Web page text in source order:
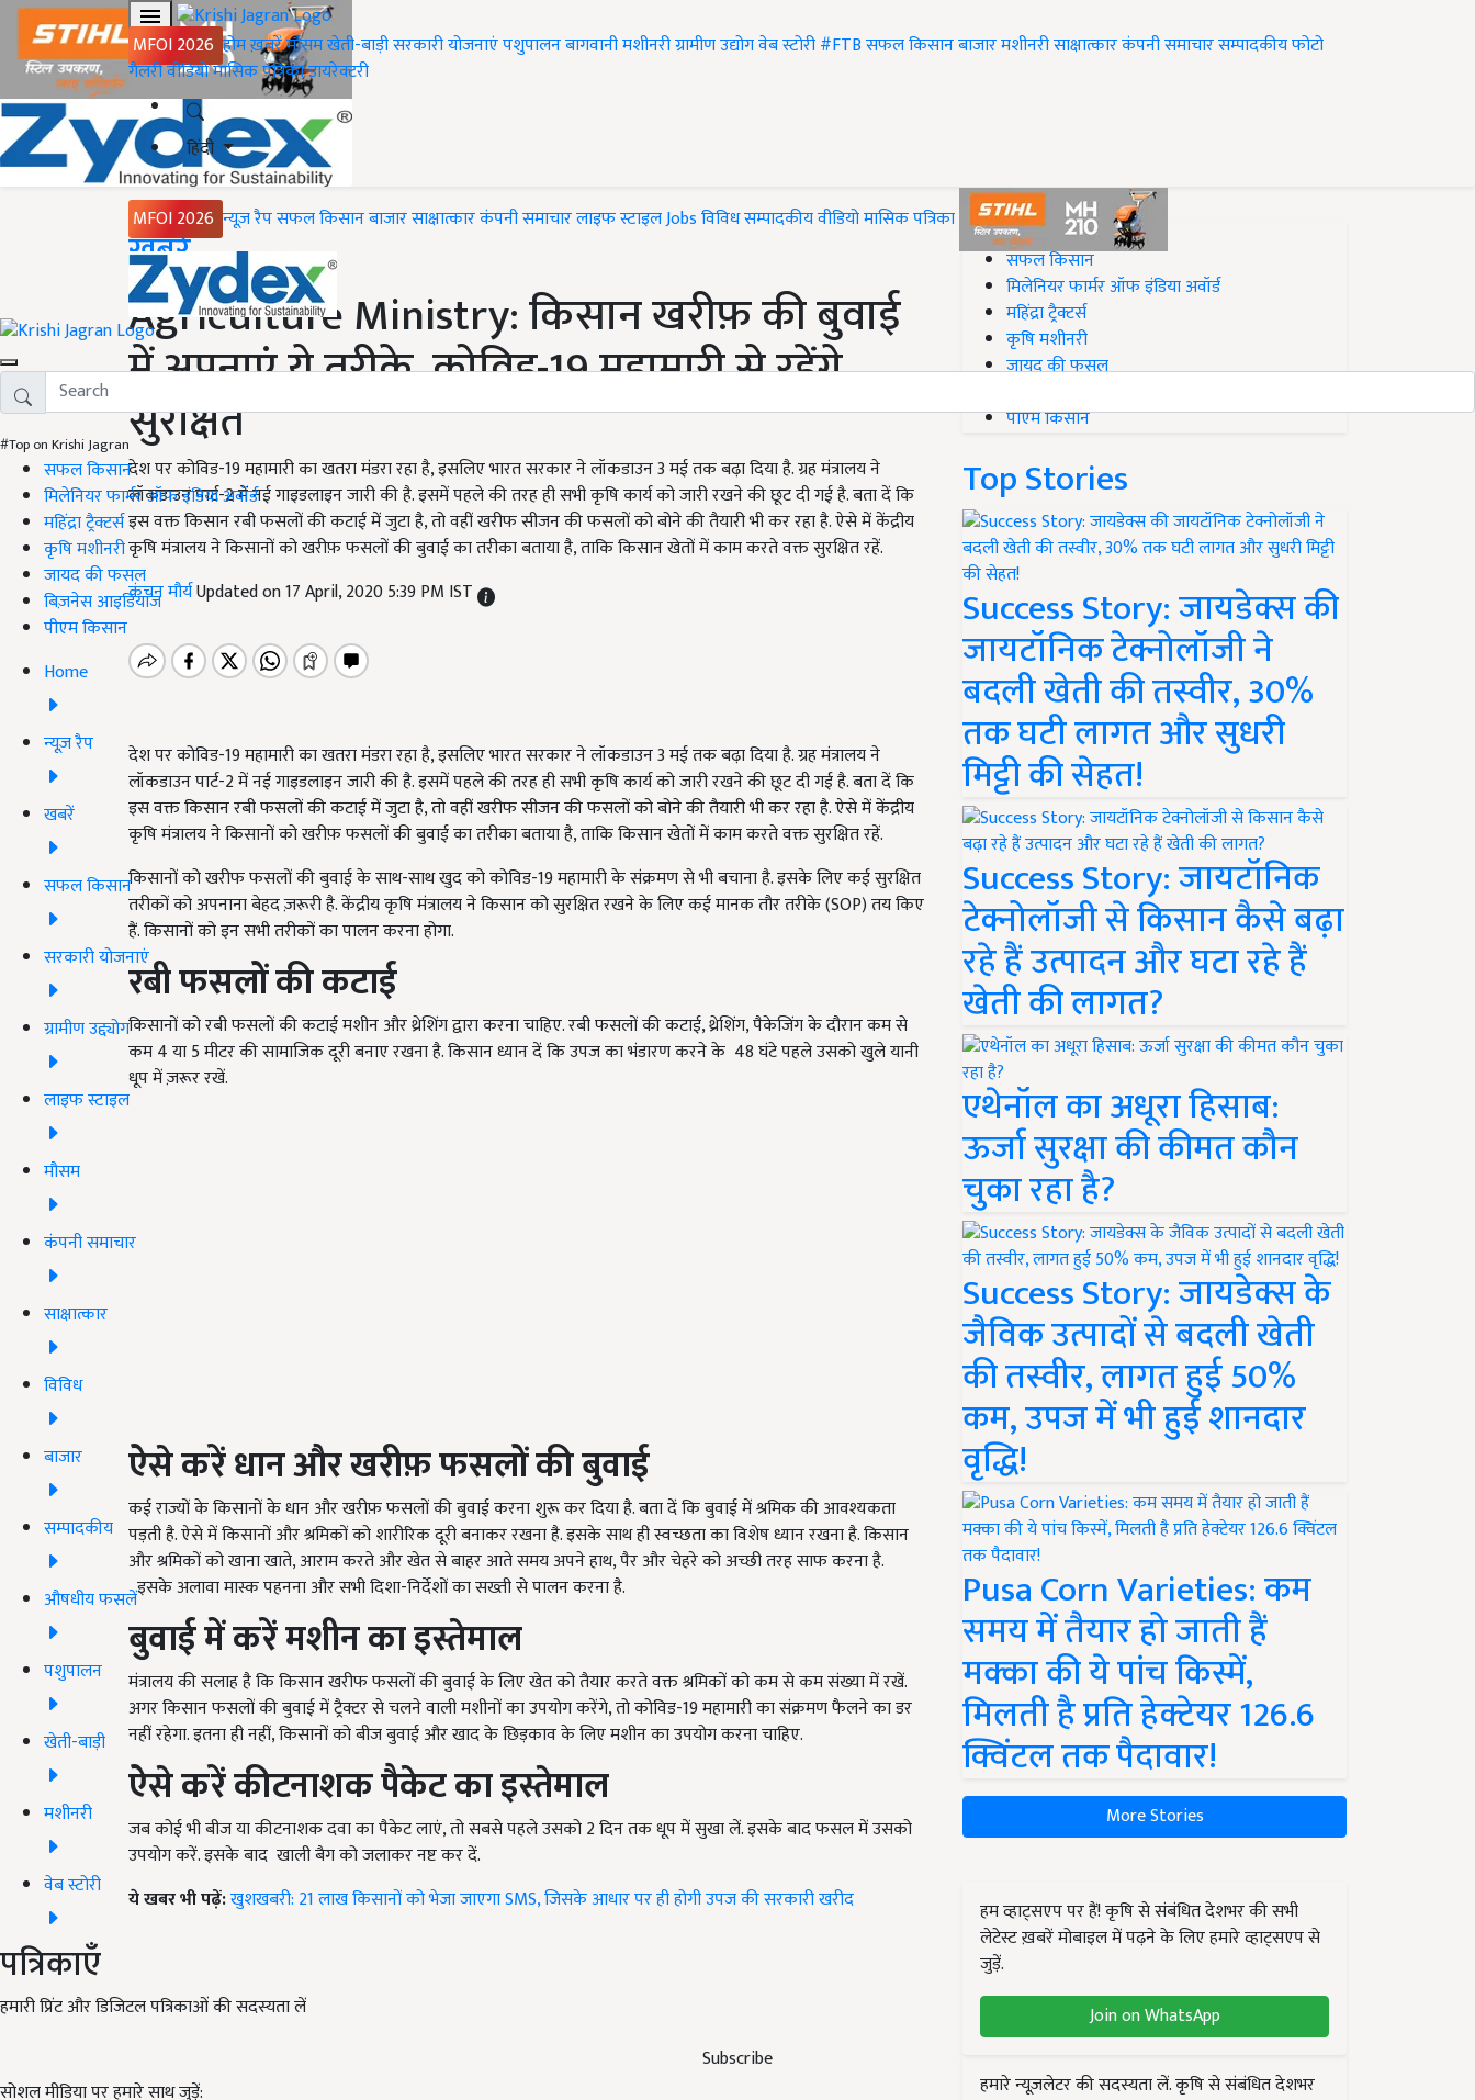
MFOI 2026 होमख़बरेंमौसमखेती-बाड़ीसरकारी योजनाएंपशुपालनबागवानीमशीनरीग्रामीण उद्योगवेब स्टोरी#FTBसफल किसानबाजारमशीनरीसाक्षात्कारकंपनी समाचारसम्पादकीयफोटो
गैलरीवीडियोमासिक पत्रिकाडायरेक्टरी
हिंदी
MFOI 2026 न्यूज़ रैपसफल किसानबाजारसाक्षात्कारकंपनी समाचारलाइफ स्टाइलJobsविविधसम्पादकीयवीडियोमासिक पत्रिका
#Top on Krishi Jagran
सफल किसान
मिलेनियर फार्मर ऑफ इंडिया अवॉर्ड
महिंद्रा ट्रैक्टर्स
कृषि मशीनरी
जायद की फसल
बिज़नेस आइडियाज
पीएम किसान
Home
न्यूज़ रैप
खबरें
सफल किसान
सरकारी योजनाएं
ग्रामीण उद्द्योग
लाइफ स्टाइल
मौसम
कंपनी समाचार
साक्षात्कार
विविध
बाजार
सम्पादकीय
औषधीय फसलें
पशुपालन
खेती-बाड़ी
मशीनरी
वेब स्टोरी
पत्रिकाएँ
हमारी प्रिंट और डिजिटल पत्रिकाओं की सदस्यता लें
Subscribe
सोशल मीडिया पर हमारे साथ जुड़ें:
Home
ख़बरें
Agriculture Ministry: किसान खरीफ़ की बुवाई
में अपनाएं ये तरीके, कोविड-19 महामारी से रहेंगे
सुरक्षित
देश पर कोविड-19 महामारी का खतरा मंडरा रहा है, इसलिए भारत सरकार ने लॉकडाउन 3 मई तक बढ़ा दिया है. ग्रह मंत्रालय ने
लॉकडाउन पार्ट-2 में नई गाइडलाइन जारी की है. इसमें पहले की तरह ही सभी कृषि कार्य को जारी रखने की छूट दी गई है. बता दें कि
इस वक्त किसान रबी फसलों की कटाई में जुटा है, तो वहीं खरीफ सीजन की फसलों को बोने की तैयारी भी कर रहा है. ऐसे में केंद्रीय
कृषि मंत्रालय ने किसानों को खरीफ़ फसलों की बुवाई का तरीका बताया है, ताकि किसान खेतों में काम करते वक्त सुरक्षित रहें.
कंचन मौर्यUpdated on 17 April, 2020 5:39 PM IST
देश पर कोविड-19 महामारी का खतरा मंडरा रहा है, इसलिए भारत सरकार ने लॉकडाउन 3 मई तक बढ़ा दिया है. ग्रह मंत्रालय ने
लॉकडाउन पार्ट-2 में नई गाइडलाइन जारी की है. इसमें पहले की तरह ही सभी कृषि कार्य को जारी रखने की छूट दी गई है. बता दें कि
इस वक्त किसान रबी फसलों की कटाई में जुटा है, तो वहीं खरीफ सीजन की फसलों को बोने की तैयारी भी कर रहा है. ऐसे में केंद्रीय
कृषि मंत्रालय ने किसानों को खरीफ़ फसलों की बुवाई का तरीका बताया है, ताकि किसान खेतों में काम करते वक्त सुरक्षित रहें.
किसानों को खरीफ फसलों की बुवाई के साथ-साथ खुद को कोविड-19 महामारी के संक्रमण से भी बचाना है. इसके लिए कई सुरक्षित
तरीकों को अपनाना बेहद ज़रूरी है. केंद्रीय कृषि मंत्रालय ने किसान को सुरक्षित रखने के लिए कई मानक तौर तरीके (SOP) तय किए
हैं. किसानों को इन सभी तरीकों का पालन करना होगा.
रबी फसलों की कटाई
किसानों को रबी फसलों की कटाई मशीन और थ्रेशिंग द्वारा करना चाहिए. रबी फसलों की कटाई, थ्रेशिंग, पैकेजिंग के दौरान कम से
कम 4 या 5 मीटर की सामाजिक दूरी बनाए रखना है. किसान ध्यान दें कि उपज का भंडारण करने के 48 घंटे पहले उसको खुले यानी
धूप में ज़रूर रखें.
ऐसे करें धान और खरीफ़ फसलों की बुवाई
कई राज्यों के किसानों के धान और खरीफ़ फसलों की बुवाई करना शुरू कर दिया है. बता दें कि बुवाई में श्रमिक की आवश्यकता
पड़ती है. ऐसे में किसानों और श्रमिकों को शारीरिक दूरी बनाकर रखना है. इसके साथ ही स्वच्छता का विशेष ध्यान रखना है. किसान
और श्रमिकों को खाना खाते, आराम करते और खेत से बाहर आते समय अपने हाथ, पैर और चेहरे को अच्छी तरह साफ करना है.
इसके अलावा मास्क पहनना और सभी दिशा-निर्देशों का सख्ती से पालन करना है.
बुवाई में करें मशीन का इस्तेमाल
मंत्रालय की सलाह है कि किसान खरीफ फसलों की बुवाई के लिए खेत को तैयार करते वक्त श्रमिकों को कम से कम संख्या में रखें.
अगर किसान फसलों की बुवाई में ट्रैक्टर से चलने वाली मशीनों का उपयोग करेंगे, तो कोविड-19 महामारी का संक्रमण फैलने का डर
नहीं रहेगा. इतना ही नहीं, किसानों को बीज बुवाई और खाद के छिड़काव के लिए मशीन का उपयोग करना चाहिए.
ऐसे करें कीटनाशक पैकेट का इस्तेमाल
जब कोई भी बीज या कीटनाशक दवा का पैकेट लाएं, तो सबसे पहले उसको 2 दिन तक धूप में सुखा लें. इसके बाद फसल में उसको
उपयोग करें. इसके बाद खाली बैग को जलाकर नष्ट कर दें.
ये खबर भी पढ़ें:खुशखबरी: 21 लाख किसानों को भेजा जाएगा SMS, जिसके आधार पर ही होगी उपज की सरकारी खरीद
#Top on Krishi Jagran
सफल किसान
मिलेनियर फार्मर ऑफ इंडिया अवॉर्ड
महिंद्रा ट्रैक्टर्स
कृषि मशीनरी
जायद की फसल
पीएम किसान
Top Stories
Success Story: जायडेक्स की
जायटॉनिक टेक्नोलॉजी ने
बदली खेती की तस्वीर, 30%
तक घटी लागत और सुधरी
मिट्टी की सेहत!
Success Story: जायटॉनिक
टेक्नोलॉजी से किसान कैसे बढ़ा
रहे हैं उत्पादन और घटा रहे हैं
खेती की लागत?
एथेनॉल का अधूरा हिसाब:
ऊर्जा सुरक्षा की कीमत कौन
चुका रहा है?
Success Story: जायडेक्स के
जैविक उत्पादों से बदली खेती
की तस्वीर, लागत हुई 50%
कम, उपज में भी हुई शानदार
वृद्धि!
Pusa Corn Varieties: कम
समय में तैयार हो जाती हैं
मक्का की ये पांच किस्में,
मिलती है प्रति हेक्टेयर 126.6
क्विंटल तक पैदावार!
More Stories
हम व्हाट्सएप पर हैं! कृषि से संबंधित देशभर की सभी
लेटेस्ट ख़बरें मोबाइल में पढ़ने के लिए हमारे व्हाट्सएप से
जुड़ें.
Join on WhatsApp
हमारे न्यूज़लेटर की सदस्यता लें. कृषि से संबंधित देशभर